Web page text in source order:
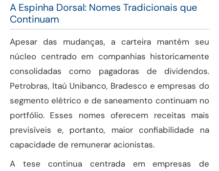
A Espinha Dorsal: Nomes Tradicionais que
Continuam
Apesar das mudanças, a carteira mantém seu
núcleo centrado em companhias historicamente
consolidadas como pagadoras de dividendos.
Petrobras, Itaú Unibanco, Bradesco e empresas do
segmento elétrico e de saneamento continuam no
portfólio. Esses nomes oferecem receitas mais
previsíveis e, portanto, maior confiabilidade na
capacidade de remunerar acionistas.
A tese continua centrada em empresas de